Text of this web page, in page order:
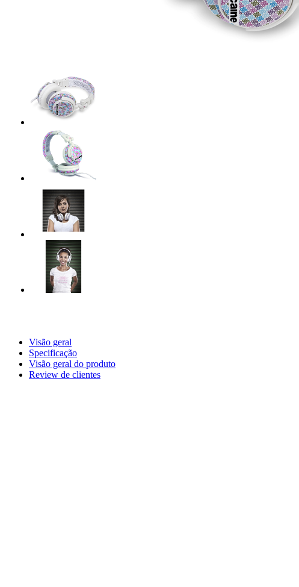
Visão geral
Specificação
Visão geral do produto
Review de clientes